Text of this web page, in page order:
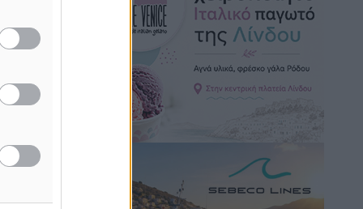
Τοπικές Ειδήσεις πριν 2 ώρες
Σερβία: Ανακάμπτουν οι τουριστικές
ροές προς την Ελλάδα
• πριν 2 ώρες
Διακοπές στην Κάρπαθο για τον Γιώργο
Τοπικές Ειδήσεις πριν 2 ώρες